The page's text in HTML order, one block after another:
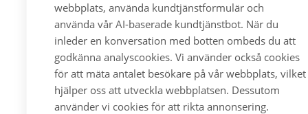
webbplats, använda kundtjänstformulär och
använda vår AI-baserade kundtjänstbot. När du
inleder en konversation med botten ombeds du att
godkänna analyscookies. Vi använder också cookies
för att mäta antalet besökare på vår webbplats, vilket
hjälper oss att utveckla webbplatsen. Dessutom
använder vi cookies för att rikta annonsering.